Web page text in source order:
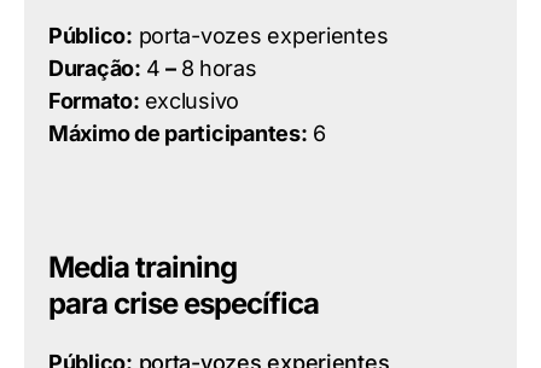
Público: porta-vozes experientes
Duração: 4– 8 horas
Formato: exclusivo
Máximo de participantes: 6
Media training
para crise específica
Público: porta-vozes experientes